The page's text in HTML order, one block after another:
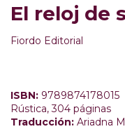
El reloj de
Fiordo Editorial
ISBN: 9789874178015
Rústica, 304 páginas
Traducción: Ariadna